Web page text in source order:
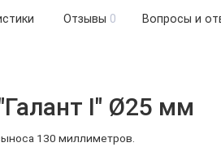
Отзывы 0 Вопросы и
I" Ø25 мм
130 миллиметров.